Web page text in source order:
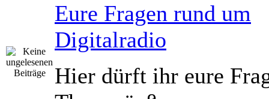
Eure Fragen rund um
Digitalradio
Hier dürft ihr eure